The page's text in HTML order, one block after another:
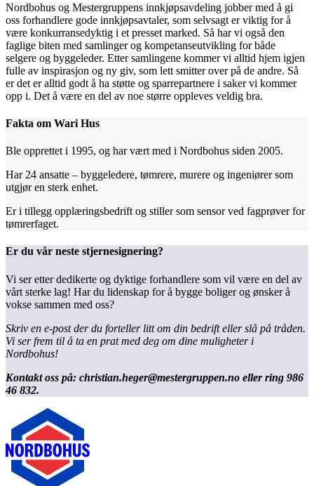
Nordbohus og Mestergruppens innkjøpsavdeling jobber med å gi
oss forhandlere gode innkjøpsavtaler, som selvsagt er viktig for å
være konkurransedyktig i et presset marked. Så har vi også den
faglige biten med samlinger og kompetanseutvikling for både
selgere og byggeleder. Etter samlingene kommer vi alltid hjem igjen
fulle av inspirasjon og ny giv, som lett smitter over på de andre. Så
er det er alltid godt å ha støtte og sparrepartnere i saker vi kommer
opp i. Det å være en del av noe større oppleves veldig bra.
Fakta om Wari Hus
Ble opprettet i 1995, og har vært med i Nordbohus siden 2005.
Har 24 ansatte – byggeledere, tømrere, murere og ingeniører som
utgjør en sterk enhet.
Er i tillegg opplæringsbedrift og stiller som sensor ved fagprøver for
tømrerfaget.
Er du vår neste stjernesignering?
Vi ser etter dedikerte og dyktige forhandlere som vil være en del av
vårt sterke lag! Har du lidenskap for å bygge boliger og ønsker å
vokse sammen med oss?
Skriv en e-post der du forteller litt om din bedrift eller slå på tråden.
Vi ser frem til å ta en prat med deg om dine muligheter i
Nordbohus!
Kontakt oss på: christian.heger@mestergruppen.no eller ring 986
46 832.